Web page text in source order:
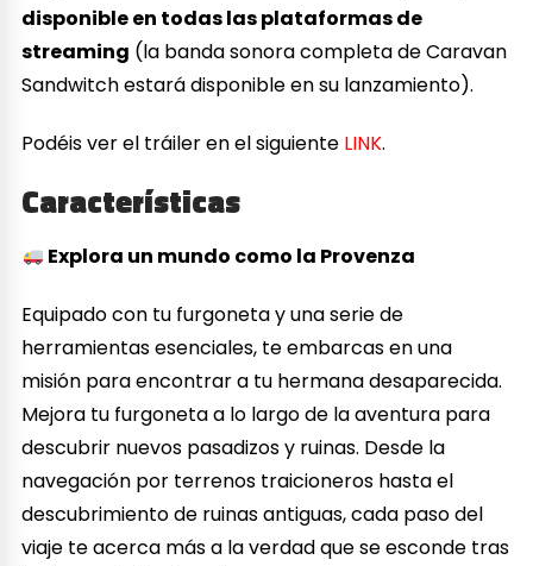
disponible en todas las plataformas de
streaming (la banda sonora completa de Caravan
Sandwitch estará disponible en su lanzamiento).
Podéis ver el tráiler en el siguiente LINK.
Características
Explora un mundo como la Provenza
Equipado con tu furgoneta y una serie de
herramientas esenciales, te embarcas en una
misión para encontrar a tu hermana desaparecida.
Mejora tu furgoneta a lo largo de la aventura para
descubrir nuevos pasadizos y ruinas. Desde la
navegación por terrenos traicioneros hasta el
descubrimiento de ruinas antiguas, cada paso del
viaje te acerca más a la verdad que se esconde tras